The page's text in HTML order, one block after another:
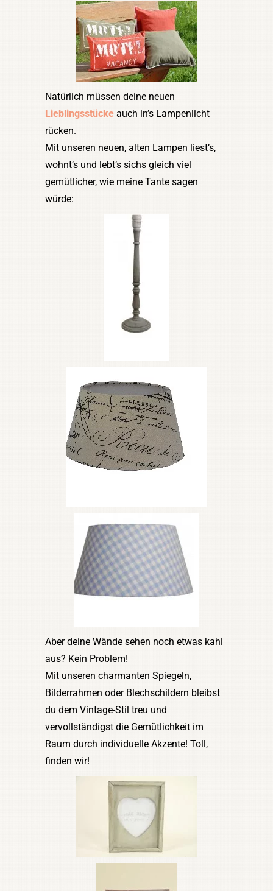
Natürlich müssen deine neuen
Lieblingsstücke auch in’s Lampenlicht
rücken.
Mit unseren neuen, alten Lampen liest’s,
wohnt’s und lebt’s sichs gleich viel
gemütlicher, wie meine Tante sagen
würde:
Aber deine Wände sehen noch etwas kahl
aus? Kein Problem!
Mit unseren charmanten Spiegeln,
Bilderrahmen oder Blechschildern bleibst
du dem Vintage-Stil treu und
vervollständigst die Gemütlichkeit im
Raum durch individuelle Akzente! Toll,
finden wir!